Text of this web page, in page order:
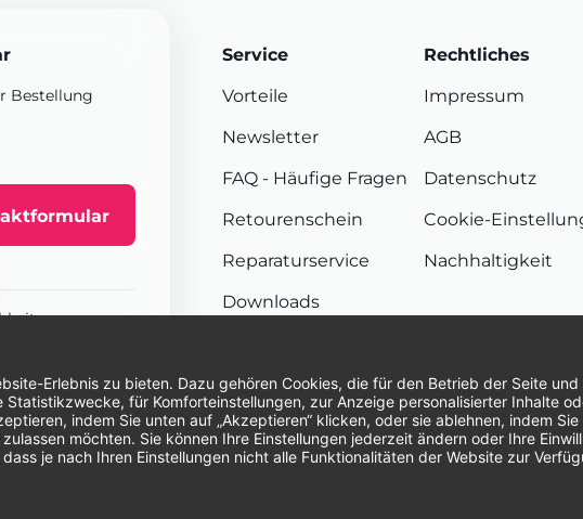
Bestellung
Service
Vorteile
Newsletter
FAQ - Häufige Fragen
Retourenschein
Reparaturservice
Downloads
Rechtliches
Impressum
AGB
Datenschutz
Cookie-
Nachhaltigkeit